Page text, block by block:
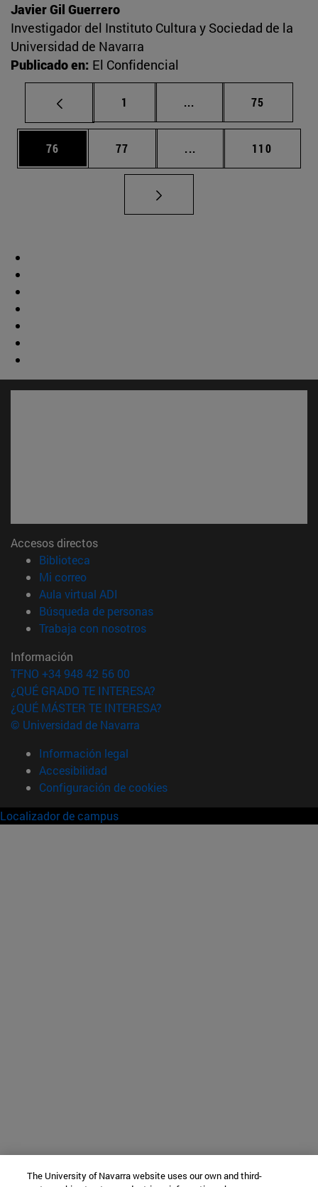
Javier Gil Guerrero
Investigador del Instituto Cultura y Sociedad de la
Universidad de Navarra
Publicado en: El Confidencial
Página
1 ... Páginas intermedias
Página
75
Página
76 Página
77 ... Páginas intermedias
Página
110
Accesos directos
Biblioteca
Mi correo(abre en nueva ventana)
Aula virtual ADI
Búsqueda de personas(abre en nueva ventana)
Trabaja con nosotros(abre en nueva ventana)
Información
TFNO +34 948 42 56 00
¿QUÉ GRADO TE INTERESA?
¿QUÉ MÁSTER TE INTERESA?
© Universidad de Navarra
Información legal
Accesibilidad
Configuración de cookies
Localizador de campus
The University of Navarra website uses our own and third-